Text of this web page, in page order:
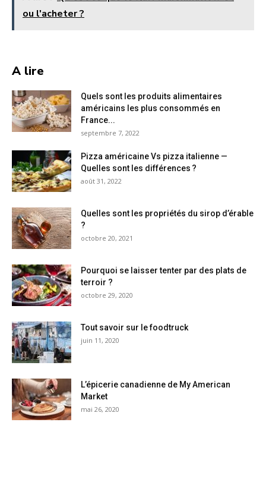
ou l'acheter ?
A lire
Quels sont les produits alimentaires
américains les plus consommés en
France...
septembre 7, 2022
Pizza américaine Vs pizza italienne —
Quelles sont les différences ?
août 31, 2022
Quelles sont les propriétés du sirop d’érable
?
octobre 20, 2021
Pourquoi se laisser tenter par des plats de
terroir ?
octobre 29, 2020
Tout savoir sur le foodtruck
juin 11, 2020
L’épicerie canadienne de My American
Market
mai 26, 2020